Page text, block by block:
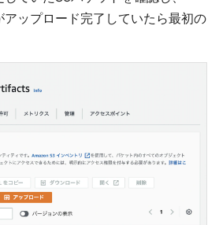
ップロード完了していたら最初の